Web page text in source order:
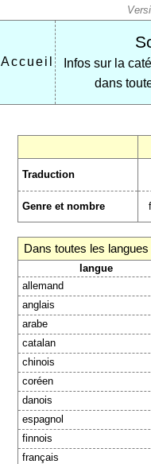
Accueil
Infos sur la
dans
Traduction
Genre et nombre
Dans toutes les langues
langue
allemand
anglais
arabe
catalan
chinois
coréen
danois
espagnol
finnois
français